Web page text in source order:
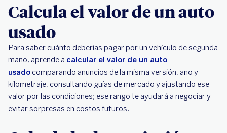
Calcula el valor de un auto
usado
Para saber cuánto deberías pagar por un vehículo de segunda
mano, aprende a calcular el valor de un auto
usado comparando anuncios de la misma versión, año y
kilometraje, consultando guías de mercado y ajustando ese
valor por las condiciones; ese rango te ayudará a negociar y
evitar sorpresas en costos futuros.